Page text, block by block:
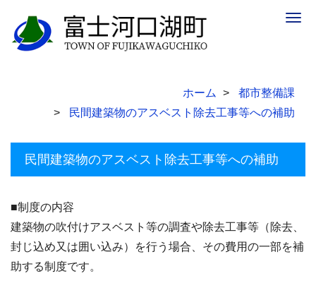
ホーム
都市整備課
民間建築物のアスベスト除去工事等への補助
民間建築物のアスベスト除去工事等への補助
■制度の内容
建築物の吹付けアスベスト等の調査や除去工事等（除去、
封じ込め又は囲い込み）を行う場合、その費用の一部を補
助する制度です。